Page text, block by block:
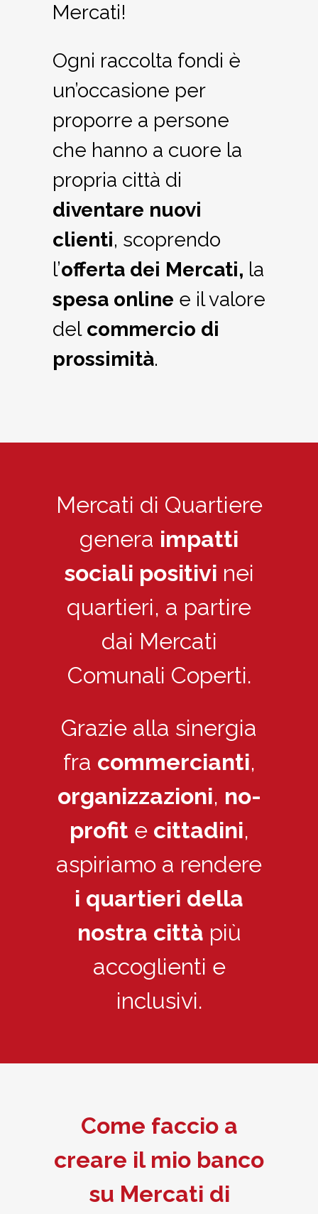
Mercati!
Ogni raccolta fondi è
un’occasione per
proporre a persone
che hanno a cuore la
propria città di
diventare nuovi
clienti, scoprendo
l’offerta dei Mercati, la
spesa online e il valore
delcommercio di
prossimità.
Mercati di Quartiere
genera impatti
sociali positivi nei
quartieri, a partire
dai Mercati
Comunali Coperti.
Grazie alla sinergia
fra commercianti,
organizzazioni, no-
profite cittadini,
aspiriamo a rendere
i quartieri della
nostra città più
accoglienti e
inclusivi.
Come faccio a
creare il mio banco
su Mercati di